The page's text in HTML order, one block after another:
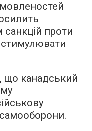
проти
стимулювати
що канадський